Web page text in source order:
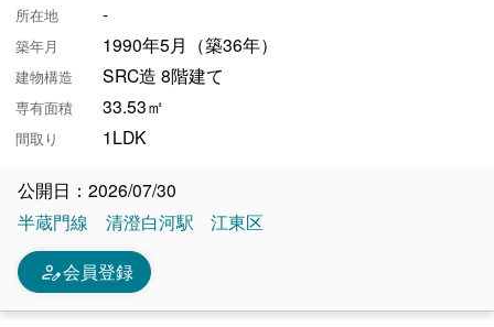
所在地 -
築年月 1990年5月（築36年）
建物構造 SRC造 8階建て
専有面積 33.53㎡
間取り 1LDK
公開日：2026/07/30
半蔵門線
清澄白河駅 江東区
person_edit会員登録